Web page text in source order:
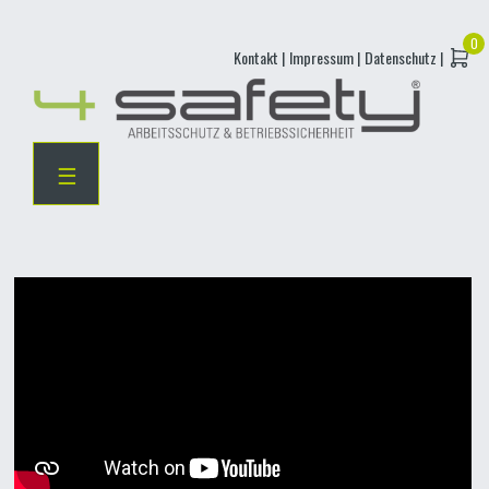
content
Kontakt | Impressum | Datenschutz |
☰